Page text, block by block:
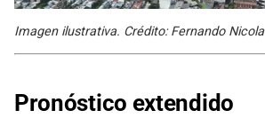
Imagen ilustrativa. Crédito: Fernando Nicola
Pronóstico extendido